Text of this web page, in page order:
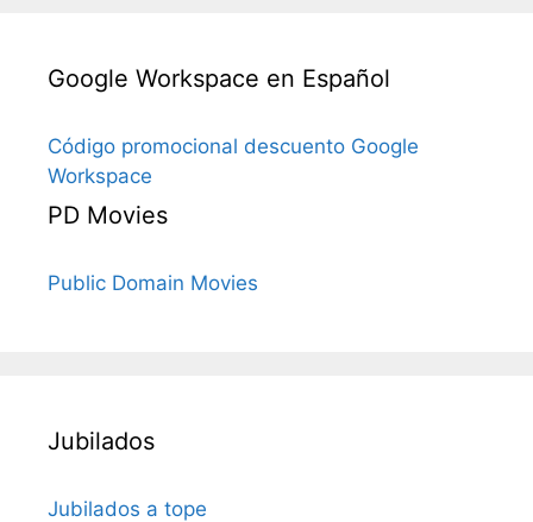
Google Workspace en Español
Código promocional descuento Google
Workspace
PD Movies
Public Domain Movies
Jubilados
Jubilados a tope